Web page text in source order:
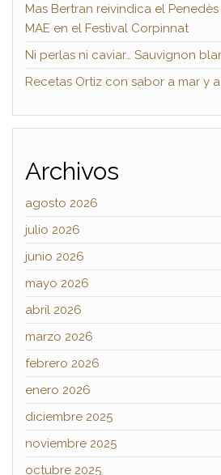
Mas Bertran reivindica el
MAE en el Festival Corpinnat
Ni perlas ni caviar… Sauvignon
Recetas Ortiz con sabor a mar y
Archivos
agosto 2026
julio 2026
junio 2026
mayo 2026
abril 2026
marzo 2026
febrero 2026
enero 2026
diciembre 2025
noviembre 2025
octubre 2025